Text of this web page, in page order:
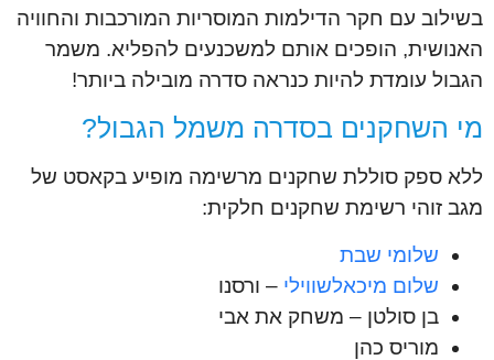
בשילוב עם חקר הדילמות המוסריות המורכבות והחוויה
האנושית, הופכים אותם למשכנעים להפליא. משמר
הגבול עומדת להיות כנראה סדרה מובילה ביותר!
מי השחקנים בסדרה משמל הגבול?
ללא ספק סוללת שחקנים מרשימה מופיע בקאסט של
מגב זוהי רשימת שחקנים חלקית:
שלומי שבת
שלום מיכאלשווילי – ורסנו
בן סולטן – משחק את אבי
מוריס כהן